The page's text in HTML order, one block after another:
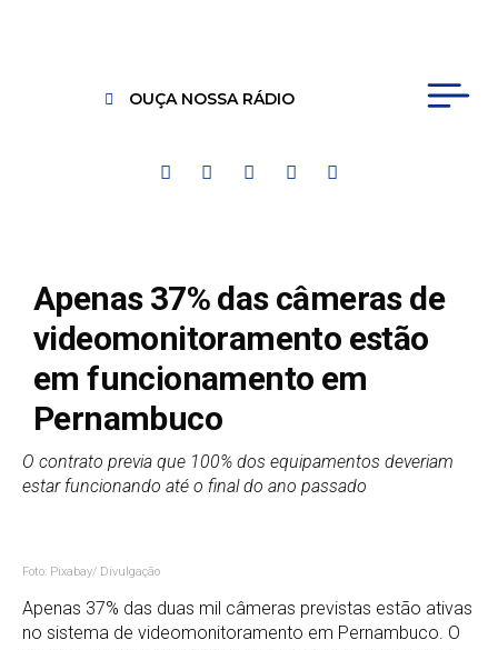
OUÇA NOSSA RÁDIO
Apenas 37% das câmeras de
videomonitoramento estão
em funcionamento em
Pernambuco
O contrato previa que 100% dos equipamentos deveriam
estar funcionando até o final do ano passado
Foto: Pixabay/ Divulgação
Apenas 37% das duas mil câmeras previstas estão ativas
no sistema de videomonitoramento em Pernambuco. O